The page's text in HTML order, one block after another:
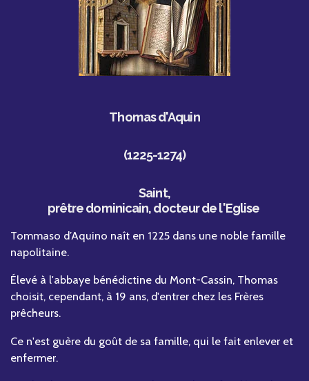
Thomas d'Aquin
(1225-1274)
Saint,
prêtre dominicain, docteur de l'Eglise
Tommaso d’Aquino naît en 1225 dans une noble famille
napolitaine.
Élevé à l'abbaye bénédictine du Mont-Cassin, Thomas
choisit, cependant, à 19 ans, d'entrer chez les Frères
prêcheurs.
Ce n'est guère du goût de sa famille, qui le fait enlever et
enfermer.